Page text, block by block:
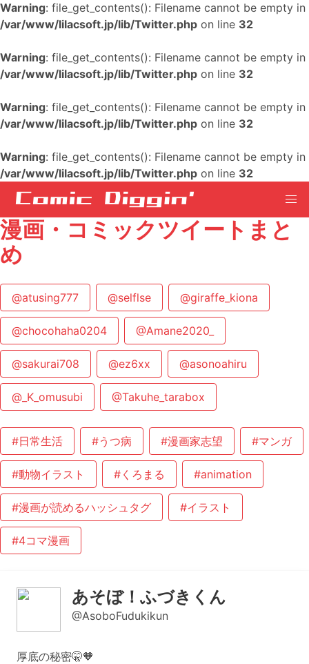
Warning: file_get_contents(): Filename cannot be empty in
/var/www/lilacsoft.jp/lib/Twitter.php on line 32
Warning: file_get_contents(): Filename cannot be empty in
/var/www/lilacsoft.jp/lib/Twitter.php on line 32
Warning: file_get_contents(): Filename cannot be empty in
/var/www/lilacsoft.jp/lib/Twitter.php on line 32
Warning: file_get_contents(): Filename cannot be empty in
/var/www/lilacsoft.jp/lib/Twitter.php on line 32
漫画・コミックツイートまと
め
@atusing777 @selflse @giraffe_kiona
@chocohaha0204 @Amane2020_
@sakurai708 @ez6xx @asonoahiru
@_K_omusubi @Takuhe_tarabox
#日常生活 #うつ病 #漫画家志望 #マンガ
#動物イラスト #くろまる #animation
#漫画が読めるハッシュタグ #イラスト
#4コマ漫画
あそぼ！ふづきくん
@AsoboFudukikun
厚底の秘密🤫🧡